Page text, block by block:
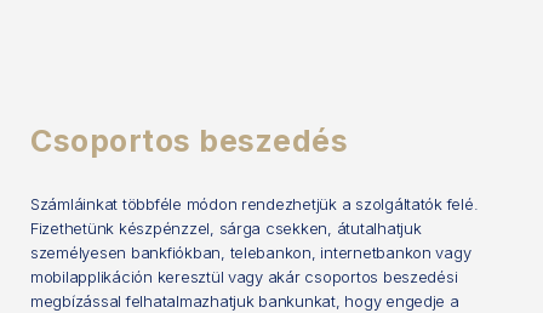
Csoportos beszedés
Számláinkat többféle módon rendezhetjük a szolgáltatók felé.
Fizethetünk készpénzzel, sárga csekken, átutalhatjuk
személyesen bankfiókban, telebankon, internetbankon vagy
mobilapplikáción keresztül vagy akár csoportos beszedési
megbízással felhatalmazhatjuk bankunkat, hogy engedje a